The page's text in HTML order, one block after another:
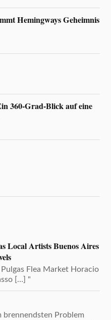
Hemingways Geheimnis
360-Grad-Blick auf eine
Local Artists Buenos Aires
Flea Market Horacio
[…] "
Problem